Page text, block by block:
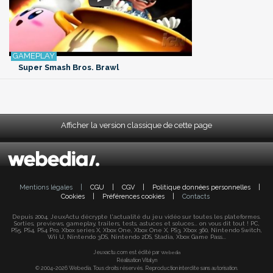
Super Smash Bros. Brawl
Afficher la version classique de cette page
Mentions légales CGU CGV Politique données personnelles
Cookies
Préférences cookies Contacts
Depuis 2004, JeuxActu décrypte l'actualité du jeu vidéo sur toutes les plateformes.
Sorties, previews, gameplay, trailers, tests, astuces et soluces... on vous dit tout ! PC,
PS5, PS4, PS4 Pro, Xbox series X, Xbox One, Xbox One X, PS3, Xbox 360, Nintendo Switch,
Wii U, Nintendo 3DS, Nintendo 2DS, Stadia, Xbox Game Pass...
Jeuxactu.com est édité par Webedia
Réalisation Vitalyn
© 2004-2026 Webedia. Tous droits réservés. Reproduction interdite sans autorisation.